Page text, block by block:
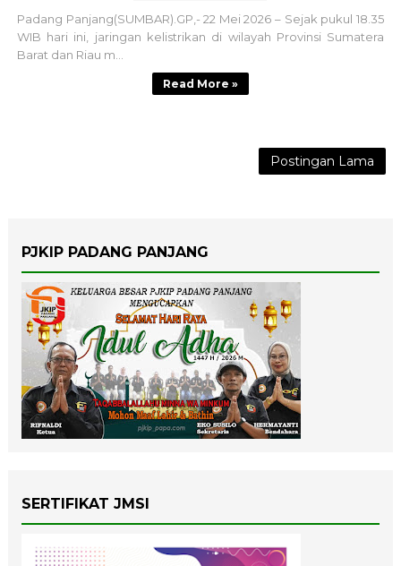
Padang Panjang(SUMBAR).GP,- 22 Mei 2026 – Sejak pukul 18.35
WIB hari ini, jaringan kelistrikan di wilayah Provinsi Sumatera
Barat dan Riau m...
Read More »
Postingan Lama
PJKIP PADANG PANJANG
SERTIFIKAT JMSI